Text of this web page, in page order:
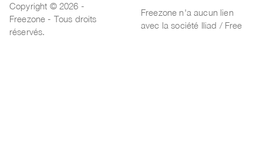
Copyright © 2026 -
Freezone - Tous droits
réservés.
Freezone n'a aucun lien
avec la société Iliad / Free